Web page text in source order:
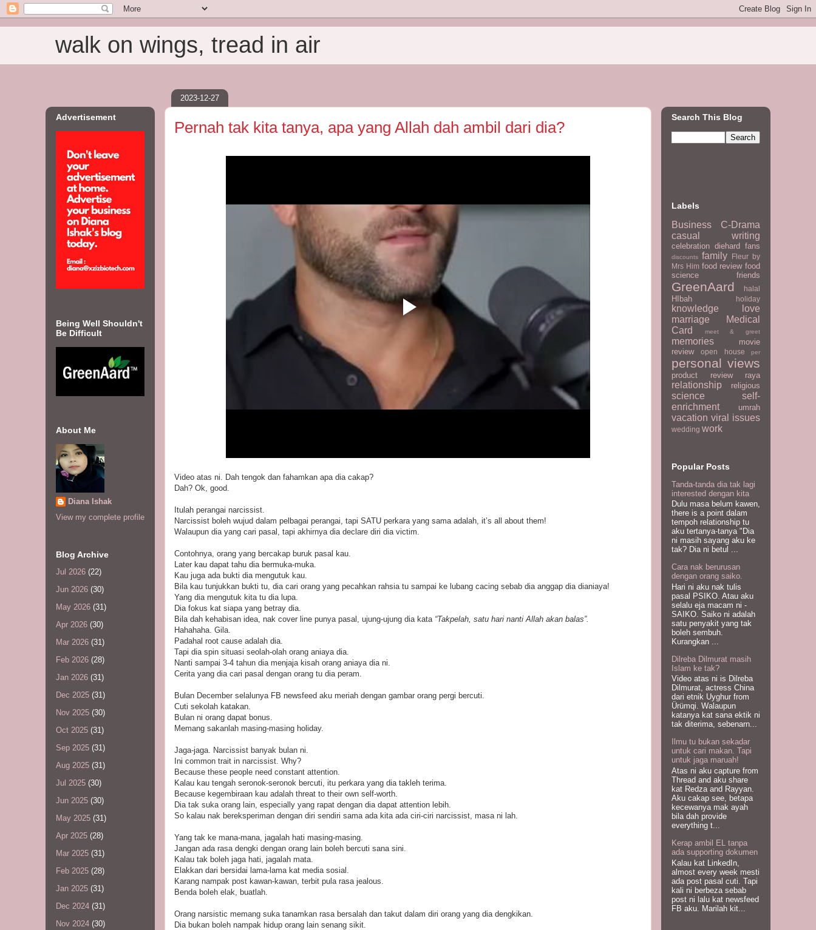
walk on wings, tread in air
2023-12-27
Pernah tak kita tanya, apa yang Allah dah ambil dari dia?
Video atas ni. Dah tengok dan fahamkan apa dia cakap?
Dah? Ok, good.
Itulah perangai narcissist.
Narcissist boleh wujud dalam pelbagai perangai, tapi SATU perkara yang sama adalah, it’s all about them!
Walaupun dia yang cari pasal, tapi akhirnya dia declare diri dia victim.
Contohnya, orang yang bercakap buruk pasal kau.
Later kau dapat tahu dia bermuka-muka.
Kau juga ada bukti dia mengutuk kau.
Bila kau tunjukkan bukti tu, dia cari orang yang pecahkan rahsia tu sampai ke lubang cacing sebab dia anggap dia dianiaya!
Yang dia mengutuk kita tu dia lupa.
Dia fokus kat siapa yang betray dia.
Bila dah kehabisan idea, nak cover line punya pasal, ujung-ujung dia kata “Takpelah, satu hari nanti Allah akan balas”.
Hahahaha. Gila.
Padahal root cause adalah dia.
Tapi dia spin situasi seolah-olah orang aniaya dia.
Nanti sampai 3-4 tahun dia menjaja kisah orang aniaya dia ni.
Cerita yang dia cari pasal dengan orang tu dia peram.
Bulan December selalunya FB newsfeed aku meriah dengan gambar orang pergi bercuti.
Cuti sekolah katakan.
Bulan ni orang dapat bonus.
Memang sakanlah masing-masing holiday.
Jaga-jaga. Narcissist banyak bulan ni.
Ini common trait in narcissist. Why?
Because these people need constant attention.
Kalau kau tengah seronok-seronok bercuti, itu perkara yang dia takleh terima.
Because kegembiraan kau adalah threat to their own self-worth.
Dia tak suka orang lain, especially yang rapat dengan dia dapat attention lebih.
So kalau nak bereksperiman dengan diri sendiri sama ada kita ada ciri-ciri narcissist, masa ni lah.
Yang tak ke mana-mana, jagalah hati masing-masing.
Jangan ada rasa dengki dengan orang lain boleh bercuti sana sini.
Kalau tak boleh jaga hati, jagalah mata.
Elakkan dari bersidai lama-lama kat media sosial.
Karang nampak post kawan-kawan, terbit pula rasa jealous.
Benda boleh elak, buatlah.
Orang narsistic memang suka tanamkan rasa bersalah dan takut dalam diri orang yang dia dengkikan.
Dia bukan boleh nampak hidup orang lain senang sikit.
Advertisement
Being Well Shouldn't
Be Difficult
About Me
Diana Ishak
View my complete profile
Blog Archive
Jul 2026 (22)
Jun 2026 (30)
May 2026 (31)
Apr 2026 (30)
Mar 2026 (31)
Feb 2026 (28)
Jan 2026 (31)
Dec 2025 (31)
Nov 2025 (30)
Oct 2025 (31)
Sep 2025 (31)
Aug 2025 (31)
Jul 2025 (30)
Jun 2025 (30)
May 2025 (31)
Apr 2025 (28)
Mar 2025 (31)
Feb 2025 (28)
Jan 2025 (31)
Dec 2024 (31)
Nov 2024 (30)
Search This Blog
Labels
Business
C-Drama
casual writing
celebration diehard fans
discounts family
Fleur by
Mrs Him food review food
science
friends
GreenAard halal
HIbah holiday
knowledge
love
marriage
Medical
Card
meet & greet
memories
movie
review
open house per
personal views
product review raya
relationship religious
science
self-
enrichment
umrah
vacation viral issues
wedding work
Popular Posts
Tanda-tanda dia tak lagi
interested dengan kita
Dulu masa belum kawen,
there is a point dalam
tempoh relationship tu
aku tertanya-tanya "Dia
ni masih sayang aku ke
tak? Dia ni betul ...
Cara nak berurusan
dengan orang saiko.
Hari ni aku nak tulis
pasal PSIKO. Atau aku
selalu eja macam ni -
SAIKO. Saiko ni adalah
satu penyakit yang tak
boleh sembuh.
Kurangkan ...
Dilreba Dilmurat masih
Islam ke tak?
Video atas ni is Dilreba
Dilmurat, actress China
dari etnik Uyghur from
Ürümqi. Walaupun
katanya kat sana ektik ni
tak diterima, sebenarn...
Ilmu tu bukan sekadar
untuk cari makan. Tapi
untuk jaga maruah!
Atas ni aku capture from
Thread and aku share
kat Redza and Rayyan.
Aku cakap see, betapa
kecewanya mak ayah
bila dah provide
everything t...
Kerap ambil EL tanpa
ada supporting dokumen
Kalau kat LinkedIn,
almost every week mesti
ada post pasal cuti. Tapi
kali ni berbeza sebab
post ni lalu kat newsfeed
FB aku. Marilah kit...